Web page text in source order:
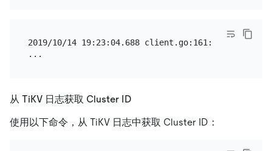
2019/10/14 19:23:04.688 client.go:161: [info]
从 TiKV 日志获取 Cluster ID
使用以下命令，从 TiKV 日志中获取 Cluster ID：